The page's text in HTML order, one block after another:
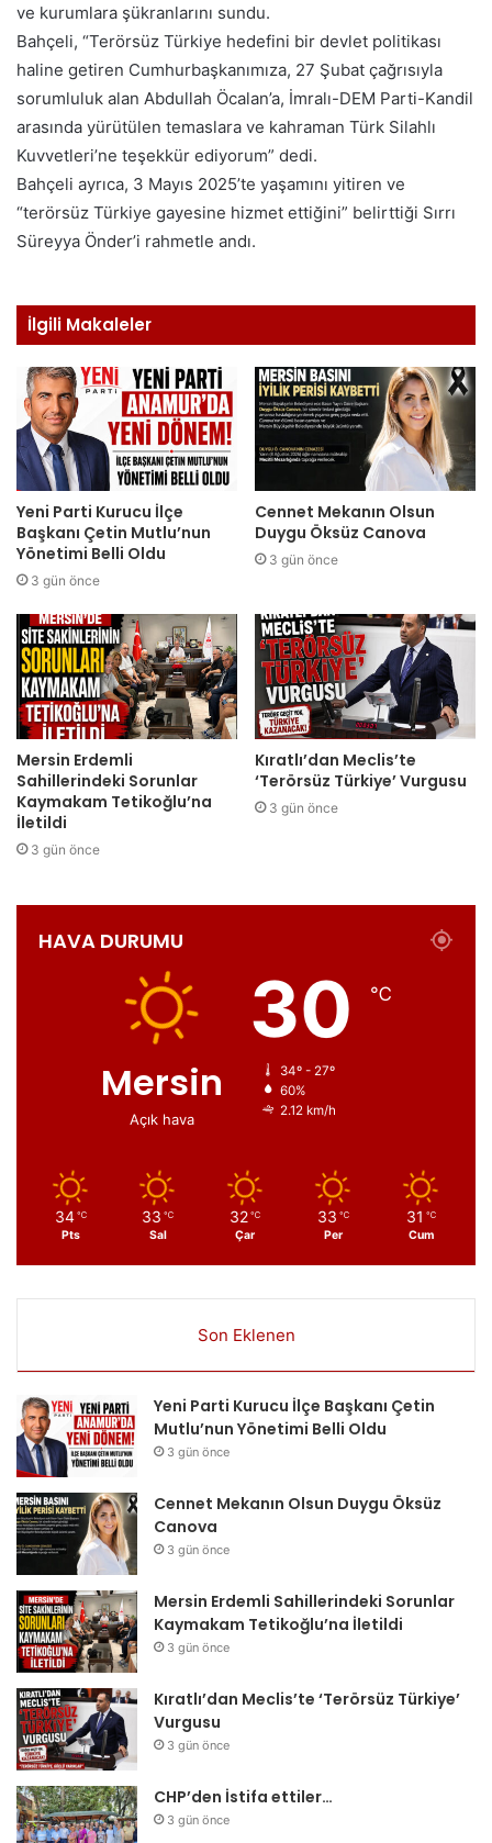
ve kurumlara şükranlarını sundu.
Bahçeli, “Terörsüz Türkiye hedefini bir devlet politikası
haline getiren Cumhurbaşkanımıza, 27 Şubat çağrısıyla
sorumluluk alan Abdullah Öcalan’a, İmralı-DEM Parti-Kandil
arasında yürütülen temaslara ve kahraman Türk Silahlı
Kuvvetleri’ne teşekkür ediyorum” dedi.
Bahçeli ayrıca, 3 Mayıs 2025’te yaşamını yitiren ve
“terörsüz Türkiye gayesine hizmet ettiğini” belirttiği Sırrı
Süreyya Önder’i rahmetle andı.
İlgili Makaleler
Yeni Parti Kurucu İlçe
Başkanı Çetin Mutlu’nun
Yönetimi Belli Oldu
3 gün önce
Cennet Mekanın Olsun
Duygu Öksüz Canova
3 gün önce
Mersin Erdemli
Sahillerindeki Sorunlar
Kaymakam Tetikoğlu’na
İletildi
3 gün önce
Kıratlı’dan Meclis’te
‘Terörsüz Türkiye’ Vurgusu
3 gün önce
HAVA DURUMU
Mersin
Açık hava
30 ℃
34º - 27º
60%
2.12 km/h
34 ℃
Pts
33 ℃
Sal
32 ℃
Çar
33 ℃
Per
31 ℃
Cum
Son Eklenen
Yeni Parti Kurucu İlçe Başkanı Çetin
Mutlu’nun Yönetimi Belli Oldu
3 gün önce
Cennet Mekanın Olsun Duygu Öksüz
Canova
3 gün önce
Mersin Erdemli Sahillerindeki Sorunlar
Kaymakam Tetikoğlu’na İletildi
3 gün önce
Kıratlı’dan Meclis’te ‘Terörsüz Türkiye’
Vurgusu
3 gün önce
CHP’den İstifa ettiler…
3 gün önce